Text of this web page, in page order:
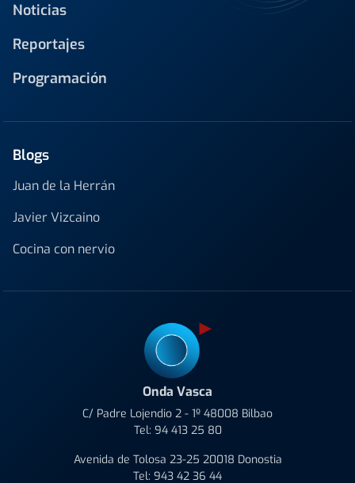
Noticias
Reportajes
Programación
Blogs
Juan de la Herrán
Javier Vizcaino
Cocina con nervio
Onda Vasca
C/ Padre Lojendio 2 - 1º 48008 Bilbao
Tel: 94 413 25 80
Avenida de Tolosa 23-25 20018 Donostia
Tel: 943 42 36 44